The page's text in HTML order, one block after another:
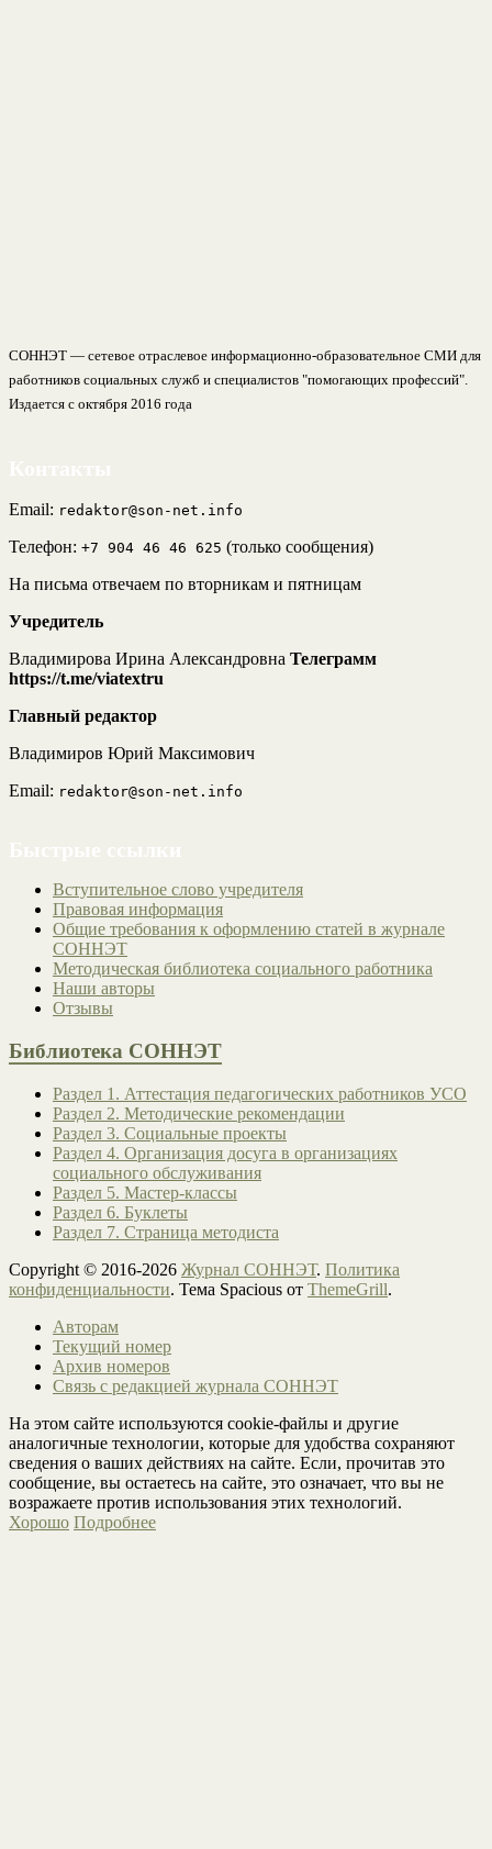
СОННЭТ — сетевое отраслевое информационно-образовательное СМИ для
работников социальных служб и специалистов "помогающих профессий".
Издается с октября 2016 года
Email: redaktor@son-net.info
Телефон: +7 904 46 46 625 (только сообщения)
На письма отвечаем по вторникам и пятницам
Учредитель
Владимирова Ирина Александровна Телеграмм
https://t.me/viatextru
Главный редактор
Владимиров Юрий Максимович
Email: redaktor@son-net.info
Вступительное слово учредителя
Правовая информация
Общие требования к оформлению статей в журнале
СОННЭТ
Методическая библиотека социального работника
Наши авторы
Отзывы
Библиотека СОННЭТ
Раздел 1. Аттестация педагогических работников УСО
Раздел 2. Методические рекомендации
Раздел 3. Социальные проекты
Раздел 4. Организация досуга в организациях
социального обслуживания
Раздел 5. Мастер-классы
Раздел 6. Буклеты
Раздел 7. Страница методиста
Copyright © 2016-2026 Журнал СОННЭТ. Политика
конфиденциальности. Тема Spacious от ThemeGrill.
Авторам
Текущий номер
Архив номеров
Связь с редакцией журнала СОННЭТ
На этом сайте используются cookie-файлы и другие
аналогичные технологии, которые для удобства сохраняют
сведения о ваших действиях на сайте. Если, прочитав это
сообщение, вы остаетесь на сайте, это означает, что вы не
возражаете против использования этих технологий.
Хорошо Подробнее